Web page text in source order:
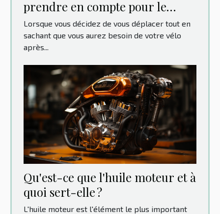
prendre en compte pour le
choix ?
Lorsque vous décidez de vous déplacer tout en
sachant que vous aurez besoin de votre vélo
après...
Qu'est-ce que l'huile moteur et à
quoi sert-elle ?
L'huile moteur est l'élément le plus important